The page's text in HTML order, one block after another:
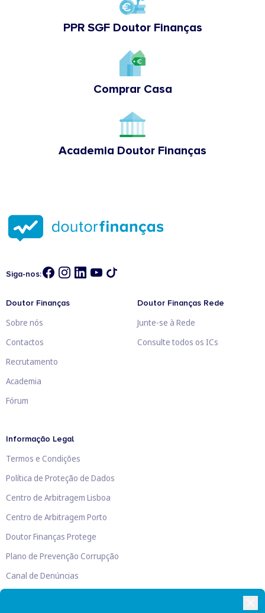
PPR SGF Doutor Finanças
Comprar Casa
Academia Doutor Finanças
Siga-nos:
Doutor Finanças
Sobre nós
Contactos
Recrutamento
Academia
Fórum
Doutor Finanças Rede
Junte-se à Rede
Consulte todos os ICs
Informação Legal
Termos e Condições
Política de Proteção de Dados
Centro de Arbitragem Lisboa
Centro de Arbitragem Porto
Doutor Finanças Protege
Plano de Prevenção Corrupção
Canal de Denúncias